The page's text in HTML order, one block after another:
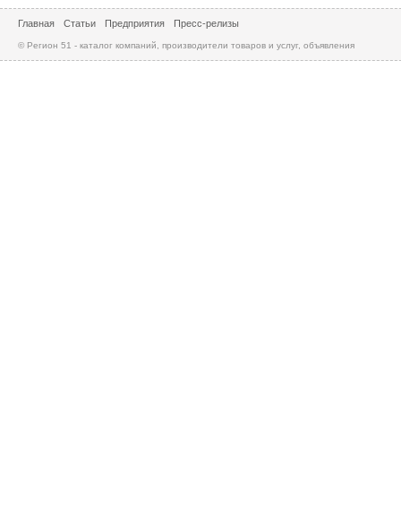
Главная Статьи Предприятия Пресс-релизы
© Регион 51 - каталог компаний, производители товаров и услуг, объявления